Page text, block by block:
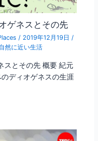
ゲネスとその先
/ 2019年12月19日/
然に近い生活
スとその先 概要 紀元
ディオゲネスの生涯